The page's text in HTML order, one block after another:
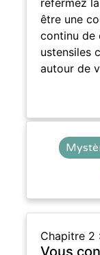
être une
continu de
ustensiles
autour de
Chapitre 2
Vous